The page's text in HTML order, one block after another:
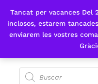
Tancat per vacances Del
inclosos, estarem
enviarem les vostres
Fes-te'n sòcia